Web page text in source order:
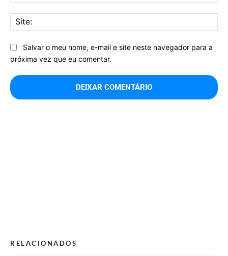
Salvar o meu nome, e-mail e site neste navegador para a
próxima vez que eu comentar.
RELACIONADOS